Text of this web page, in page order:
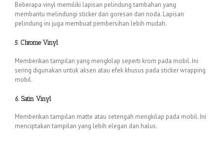
Beberapa vinyl memiliki lapisan pelindung tambahan yang
membantu melindungi sticker dari goresan dan noda. Lapisan
pelindung ini juga membuat pembersihan lebih mudah.
5. Chrome Vinyl
Memberikan tampilan yang mengkilap seperti krom pada mobil. Ini
sering digunakan untuk aksen atau efek khusus pada sticker wrapping
mobil.
6. Satin Vinyl
Memberikan tampilan matte atau setengah mengkilap pada mobil. Ini
menciptakan tampilan yang lebih elegan dan halus.